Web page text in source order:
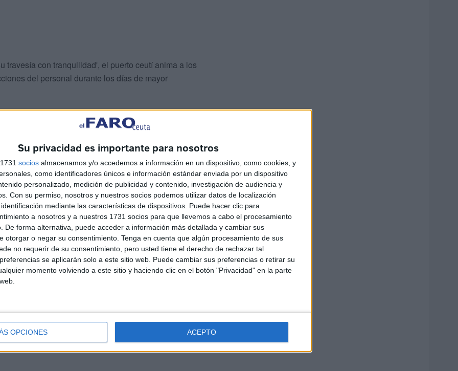
Su privacidad es importante para nosotros
socios almacenamos y/o accedemos a información en un dispositivo, como cookies, y
como identificadores únicos e información estándar enviada por un dispositivo
personalizado, medición de publicidad y contenido, investigación de audiencia y
Con su permiso, nosotros y nuestros socios podemos utilizar datos de localización
mediante las características de dispositivos. Puede hacer clic para
a nosotros y a nuestros 1731 socios para que llevemos a cabo el procesamiento
De forma alternativa, puede acceder a información más detallada y cambiar sus
otorgar o negar su consentimiento. Tenga en cuenta que algún procesamiento de sus
no requerir de su consentimiento, pero usted tiene el derecho de rechazar tal
se aplicarán solo a este sitio web. Puede cambiar sus preferencias o retirar su
momento volviendo a este sitio y haciendo clic en el botón "Privacidad" en la parte
OPCIONES ACEPTO
travesía con tranquilidad', el puerto ceutí anima a los
del personal durante los días de mayor
informa de que, al objeto de
durante la OPERACIÓN PASO DEL
con suficiente antelación.
#ColaboraciónYSeguridad
Port of Ceuta (@apceuta)June 27,
por los puertos del Estrecho de Gibraltar.